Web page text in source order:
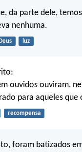
da parte dele,
nenhuma.
Deus luz
ouvidos ouviram,
para aqueles que
recompensa
foram batizados